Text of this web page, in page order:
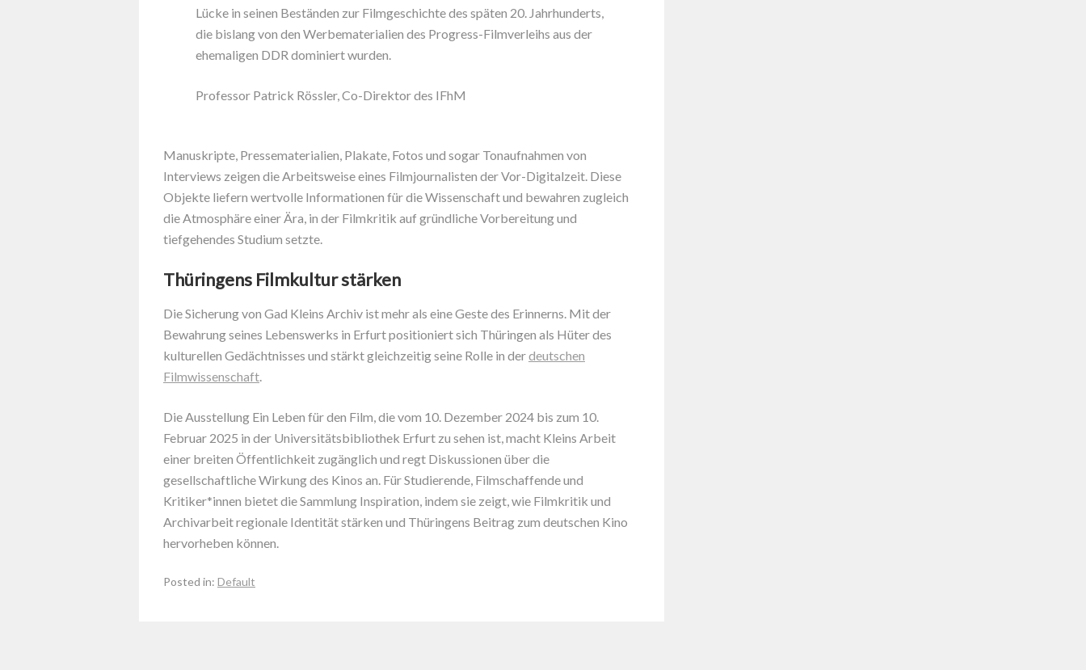
Lücke in seinen Beständen zur Filmgeschichte des späten 20. Jahrhunderts,
die bislang von den Werbematerialien des Progress-Filmverleihs aus der
ehemaligen DDR dominiert wurden.
Professor Patrick Rössler, Co-Direktor des IFhM
Manuskripte, Pressematerialien, Plakate, Fotos und sogar Tonaufnahmen von
Interviews zeigen die Arbeitsweise eines Filmjournalisten der Vor-Digitalzeit. Diese
Objekte liefern wertvolle Informationen für die Wissenschaft und bewahren zugleich
die Atmosphäre einer Ära, in der Filmkritik auf gründliche Vorbereitung und
tiefgehendes Studium setzte.
Thüringens Filmkultur stärken
Die Sicherung von Gad Kleins Archiv ist mehr als eine Geste des Erinnerns. Mit der
Bewahrung seines Lebenswerks in Erfurt positioniert sich Thüringen als Hüter des
kulturellen Gedächtnisses und stärkt gleichzeitig seine Rolle in derdeutschen
Filmwissenschaft.
Die Ausstellung Ein Leben für den Film, die vom 10. Dezember 2024 bis zum 10.
Februar 2025 in der Universitätsbibliothek Erfurt zu sehen ist, macht Kleins Arbeit
einer breiten Öffentlichkeit zugänglich und regt Diskussionen über die
gesellschaftliche Wirkung des Kinos an. Für Studierende, Filmschaffende und
Kritiker*innen bietet die Sammlung Inspiration, indem sie zeigt, wie Filmkritik und
Archivarbeit regionale Identität stärken und Thüringens Beitrag zum deutschen Kino
hervorheben können.
Posted in: Default